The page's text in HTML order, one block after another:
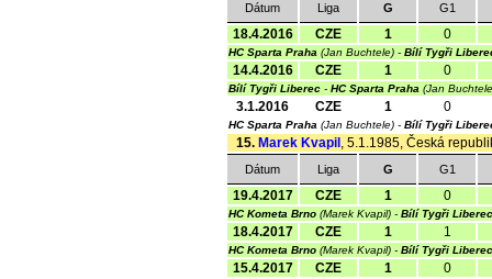
Dátum Liga G G1
18.4.2016 CZE 1 0
HC Sparta Praha (Jan Buchtele) - Bílí Tygři
14.4.2016 CZE 1 0
Bílí Tygři Liberec - HC Sparta Praha (Jan
3.1.2016 CZE 1 0
HC Sparta Praha (Jan Buchtele) - Bílí Tygři
15. Marek Kvapil , 5.1.1985, Česká
Dátum Liga G G1
19.4.2017 CZE 1 0
HC Kometa Brno (Marek Kvapil) - Bílí Tygři Liberec
18.4.2017 CZE 1 1
HC Kometa Brno (Marek Kvapil) - Bílí Tygři Liberec
15.4.2017 CZE 1 0